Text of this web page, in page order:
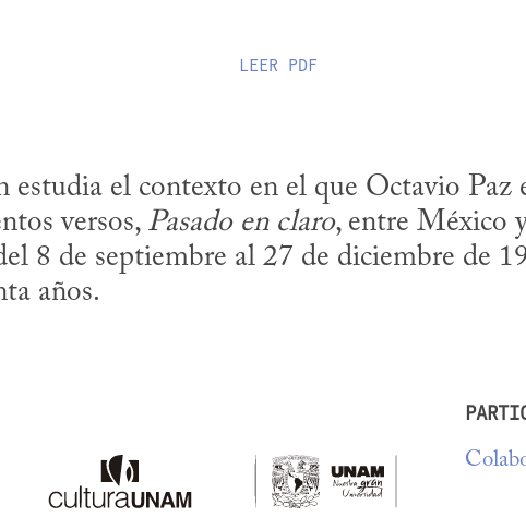
LEER PDF
estudia el contexto en el que Octavio Paz
versos, Pasado en claro, entre México
8 de septiembre al 27 de diciembre de
años.